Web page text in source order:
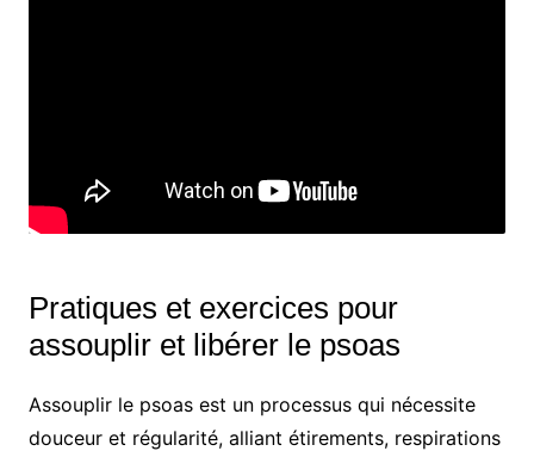
Pratiques et exercices pour
assouplir et libérer le psoas
Assouplir le psoas est un processus qui nécessite
douceur et régularité, alliant étirements, respirations